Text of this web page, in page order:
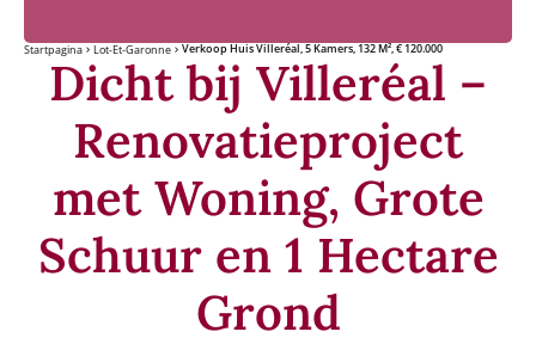
Startpagina Lot-Et-Garonne Verkoop Huis Villeréal, 5 Kamers, 132 M², € 120.000
Dicht bij Villeréal –
Renovatieproject
met Woning, Grote
Schuur en 1 Hectare
Grond